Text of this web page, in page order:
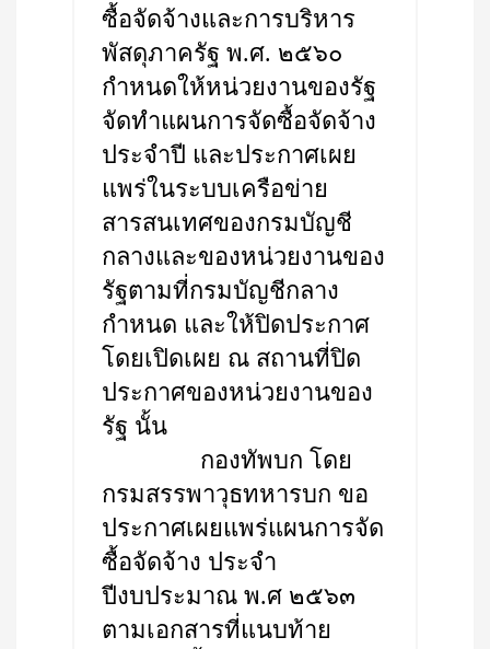
ซื้อจัดจ้างและการบริหาร
พัสดุภาครัฐ พ.ศ. ๒๕๖๐
กำหนดให้หน่วยงานของรัฐ
จัดทำแผนการจัดซื้อจัดจ้าง
ประจำปี และประกาศเผย
แพร่ในระบบเครือข่าย
สารสนเทศของกรมบัญชี
กลางและของหน่วยงานของ
รัฐตามที่กรมบัญชีกลาง
กำหนด และให้ปิดประกาศ
โดยเปิดเผย ณ สถานที่ปิด
ประกาศของหน่วยงานของ
รัฐ นั้น
กองทัพบก โดย
กรมสรรพาวุธทหารบก ขอ
ประกาศเผยแพร่แผนการจัด
ซื้อจัดจ้าง ประจำ
ปีงบประมาณ พ.ศ ๒๕๖๓
ตามเอกสารที่แนบท้าย